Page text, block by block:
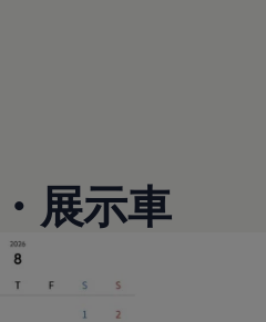
ナンスプログラム
て
理・コンプライアンス
展示車